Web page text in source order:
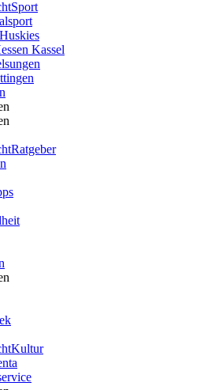
Sport
Kassel
Ratgeber
Kultur